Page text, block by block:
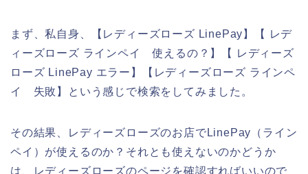
まず、私自身、【レディーズローズ LinePay】【 レデ
ィーズローズ ラインペイ 使えるの？】【 レディーズ
ローズ LinePay エラー】【レディーズローズ ラインペ
イ 失敗】という感じで検索をしてみました。
その結果、レディーズローズのお店でLinePay（ライン
ペイ）が使えるのか？それとも使えないのかどうか
は、レディーズローズのページを確認すればいいので